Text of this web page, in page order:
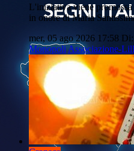
L'iniziativa viene
in onore di Maria
mer, 05 ago 2026 17:58
MonopoliAssociazione-